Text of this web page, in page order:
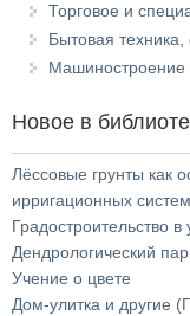
Торговое и
Бытовая
Новое в
Лёссовые грунты как
ирригационных систем
Градостроительство
Дендрологический
Учение о цвете
Дом-улитка и другие